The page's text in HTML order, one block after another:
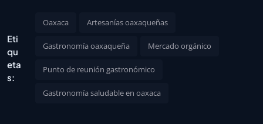
Eti
qu
eta
s:
Oaxaca Artesanías oaxaqueñas
Gastronomía oaxaqueña Mercado orgánico
Punto de reunión gastronómico
Gastronomía saludable en oaxaca